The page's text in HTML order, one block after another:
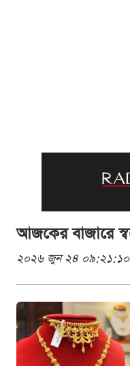
আজকের বাজারে
২০২৬ জুন ২৪ ০৯:২১:১০